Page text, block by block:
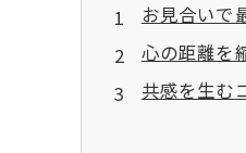
お見合いで
心の距離を
共感を生む
自然な笑